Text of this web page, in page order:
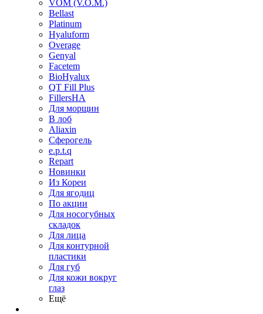
VOM (V.O.M.)
Bellast
Platinum
Hyaluform
Overage
Genyal
Facetem
BioHyalux
QT Fill Plus
FillersHA
Для морщин
В лоб
Aliaxin
Сферогель
e.p.t.q
Repart
Новинки
Из Кореи
Для ягодиц
По акции
Для носогубных
складок
Для лица
Для контурной
пластики
Для губ
Для кожи вокруг
глаз
Ещё